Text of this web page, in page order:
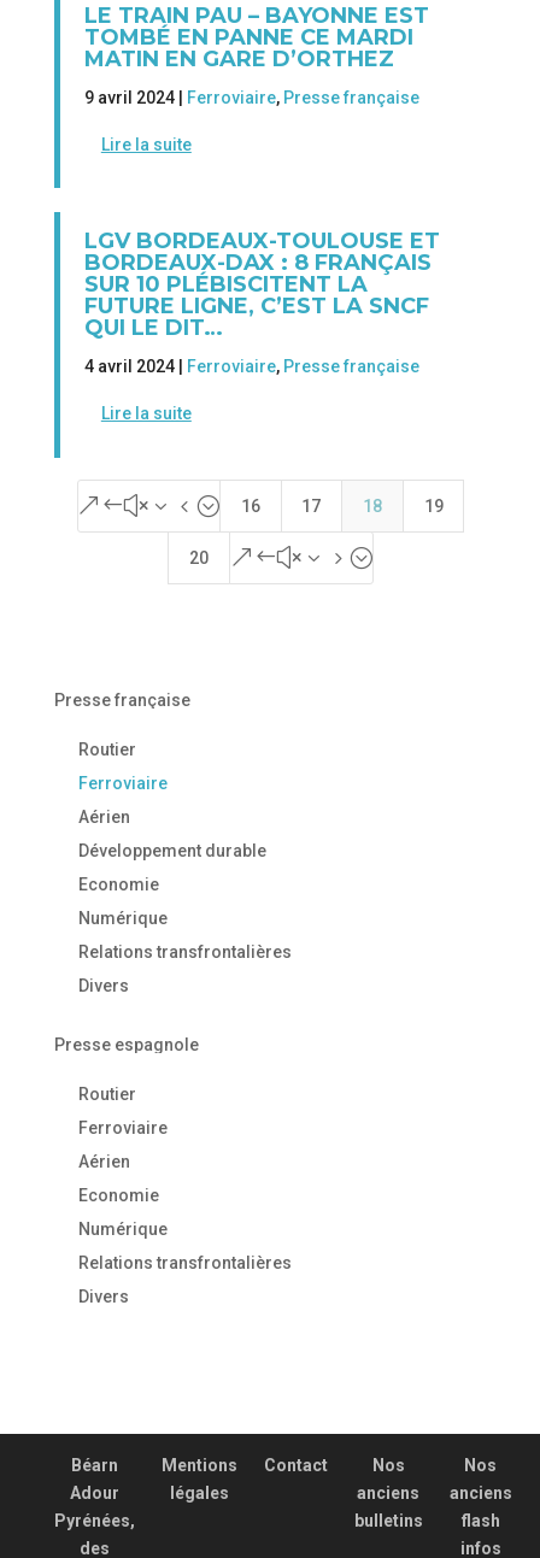
LE TRAIN PAU – BAYONNE EST
TOMBÉ EN PANNE CE MARDI
MATIN EN GARE D’ORTHEZ
9 avril 2024 | Ferroviaire, Presse française
Lire la suite
LGV BORDEAUX-TOULOUSE ET
BORDEAUX-DAX : 8 FRANÇAIS
SUR 10 PLÉBISCITENT LA
FUTURE LIGNE, C’EST LA SNCF
QUI LE DIT…
4 avril 2024 | Ferroviaire, Presse française
Lire la suite
&#x34; 16 17 18 19
20 &#x35;
Presse française
Routier
Ferroviaire
Aérien
Développement durable
Economie
Numérique
Relations transfrontalières
Divers
Presse espagnole
Routier
Ferroviaire
Aérien
Economie
Numérique
Relations transfrontalières
Divers
Béarn
Adour
Pyrénées,
des
Mentions
légales
Contact
Nos
anciens
bulletins
Nos
anciens
flash
infos